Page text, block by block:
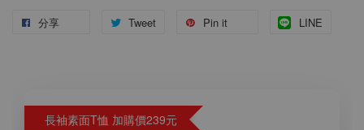
分享 Tweet Pin it LINE
長袖素面T恤 加購價239元